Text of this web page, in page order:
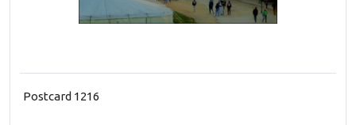
Postcard 1216